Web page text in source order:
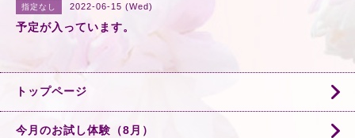
指定なし 2022-06-15 (Wed)
予定が入っています。
トップページ
今月のお試し体験（8月）